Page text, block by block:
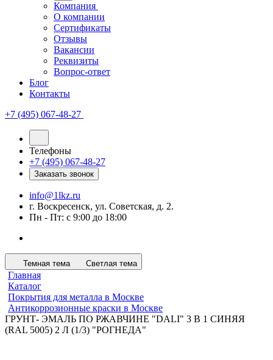
Компания
О компании
Сертификаты
Отзывы
Вакансии
Реквизиты
Вопрос-ответ
Блог
Контакты
+7 (495) 067-48-27
Телефоны
+7 (495) 067-48-27
Заказать звонок
info@1lkz.ru
г. Воскресенск, ул. Советская, д. 2.
Пн - Пт: с 9:00 до 18:00
Темная тема Светлая тема
Главная
Каталог
Покрытия для металла в Москве
Антикоррозионные краски в Москве
ГРУНТ- ЭМАЛЬ ПО РЖАВЧИНЕ "DALI" 3 В 1 СИНЯЯ
(RAL 5005) 2 Л (1/3) "РОГНЕДА"